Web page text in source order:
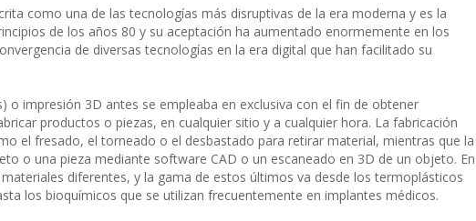
como una de las tecnologías más disruptivas de la era moderna y es la
de los años 80 y su aceptación ha aumentado enormemente en los
de diversas tecnologías en la era digital que han facilitado su
o impresión 3D antes se empleaba en exclusiva con el fin de obtener
productos o piezas, en cualquier sitio y a cualquier hora. La fabricación
el fresado, el torneado o el desbastado para retirar material, mientras que la
o una pieza mediante software CAD o un escaneado en 3D de un objeto. En
diferentes, y la gama de estos últimos va desde los termoplásticos
los bioquímicos que se utilizan frecuentemente en implantes médicos.